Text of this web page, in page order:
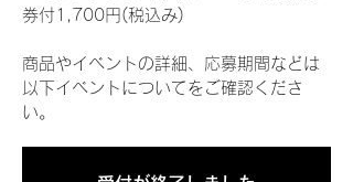
券付1,700円(税込み)
商品やイベントの詳細、応募期間などは
以下イベントについてをご確認くださ
い。